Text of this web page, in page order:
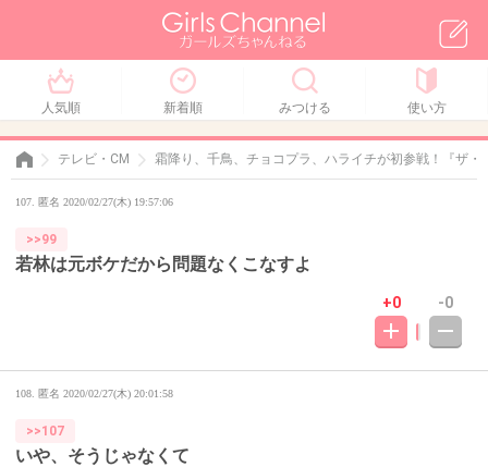
人気順 新着順 みつける 使い方
テレビ・CM 霜降り、千鳥、チョコプラ、ハライチが初参戦！『ザ
107. 匿名 2020/02/27(木) 19:57:06
>>99
若林は元ボケだから問題なくこなすよ
+0 -0
108. 匿名 2020/02/27(木) 20:01:58
>>107
いや、そうじゃなくて